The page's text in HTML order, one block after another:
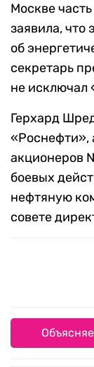
Москве
заявила, что
об
секретарь
не исключал
Герхард
«Роснефти»,
акционеров
боевых
нефтяную
совете